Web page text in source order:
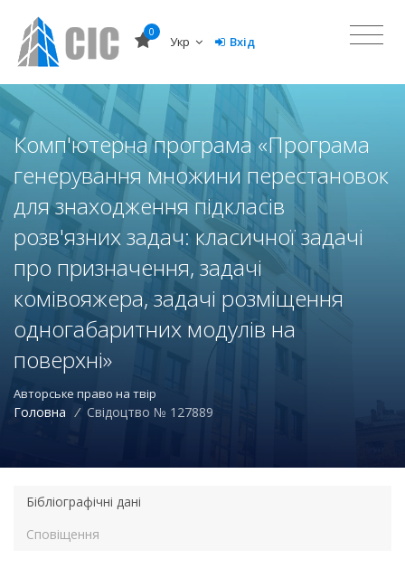
0
Укр Вхід
Комп'ютерна програма «Програма
генерування множини перестановок
для знаходження підкласів
розв'язних задач: класичної задачі
про призначення, задачі
комівояжера, задачі розміщення
одногабаритних модулів на
поверхні»
Авторське право на твір
Головна / Свідоцтво № 127889
Бібліографічні дані
Сповіщення